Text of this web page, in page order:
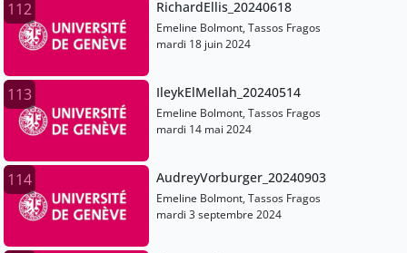
112 RichardEllis_20240618
Emeline Bolmont, Tassos Fragos
mardi 18 juin 2024
113 IleykElMellah_20240514
Emeline Bolmont, Tassos Fragos
mardi 14 mai 2024
114 AudreyVorburger_20240903
Emeline Bolmont, Tassos Fragos
mardi 3 septembre 2024